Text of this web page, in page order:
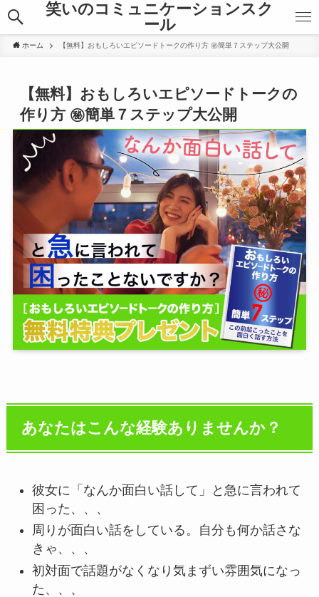
笑いのコミュニケーションスク
ール
ホーム 【無料】おもしろいエピソードトークの作り方 ㊙︎簡単７ステップ大公開
【無料】おもしろいエピソードトークの
作り方 ㊙︎簡単７ステップ大公開
あなたはこんな経験ありませんか？
彼女に「なんか面白い話して」と急に言われて
困った、、、
周りが面白い話をしている。自分も何か話さな
きゃ、、、
初対面で話題がなくなり気まずい雰囲気になっ
た、、、